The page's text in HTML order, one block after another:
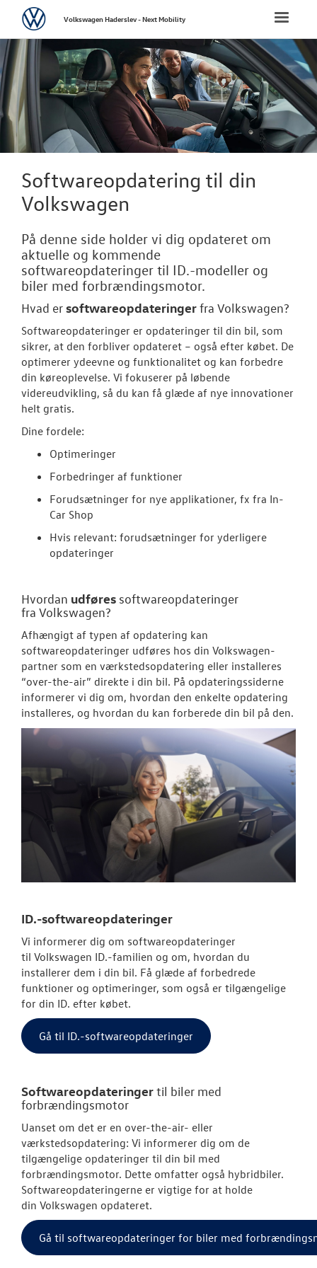
FORSIDE
NYE
NYE VAREBILER
BRUGTE BILER
Hjulskifte
Hjulskifte
Koncepter og
Volkswagen
Autoriseret
Service Cam
Volkswagen
Service 5+
Service til din
hvordan og
Kontrol af
NYHEDER
Toggle
VolkswagenVolkswagen Haderslev - Next Mobility
Softwareopdatering til din
Volkswagen
På denne side holder vi dig opdateret om
aktuelle og kommende
softwareopdateringer til ID.-modeller og
biler med forbrændingsmotor.
Hvad ersoftwareopdateringerfra Volkswagen?
Softwareopdateringer er opdateringer til din bil, som
sikrer, at den forbliver opdateret – også efter købet. De
optimerer ydeevne og funktionalitet og kan forbedre
din køreoplevelse. Vi fokuserer på løbende
videreudvikling, så du kan få glæde af nye innovationer
helt gratis.
Dine fordele:
Optimeringer
Forbedringer af funktioner
Forudsætninger for nye applikationer, fx fra In-
Car Shop
Hvis relevant: forudsætninger for yderligere
opdateringer
Hvordan udføres softwareopdateringer
fra Volkswagen?
Afhængigt af typen af opdatering kan
softwareopdateringer udføres hos din Volkswagen-
partner som en værkstedsopdatering eller installeres
“over-the-air” direkte i din bil. På opdateringssiderne
informerer vi dig om, hvordan den enkelte opdatering
installeres, og hvordan du kan forberede din bil på den.
ID.-softwareopdateringer
Vi informerer dig om softwareopdateringer
til Volkswagen ID.-familien og om, hvordan du
installerer dem i din bil. Få glæde af forbedrede
funktioner og optimeringer, som også er tilgængelige
for din ID. efter købet.
Gå til ID.-softwareopdateringer
Softwareopdateringertil biler med
forbrændingsmotor
Uanset om det er en over-the-air- eller
værkstedsopdatering: Vi informerer dig om de
tilgængelige opdateringer til din bil med
forbrændingsmotor. Dette omfatter også hybridbiler.
Softwareopdateringerne er vigtige for at holde
din Volkswagen opdateret.
Gå til softwareopdateringer for biler med